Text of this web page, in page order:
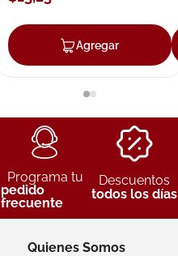
AgregarAgregar
Programa tu
pedido
frecuente
Descuentos
todos los días
Quienes Somos